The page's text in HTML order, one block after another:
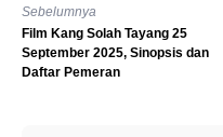
Sebelumnya
Film Kang Solah Tayang 25
September 2025, Sinopsis dan
Daftar Pemeran